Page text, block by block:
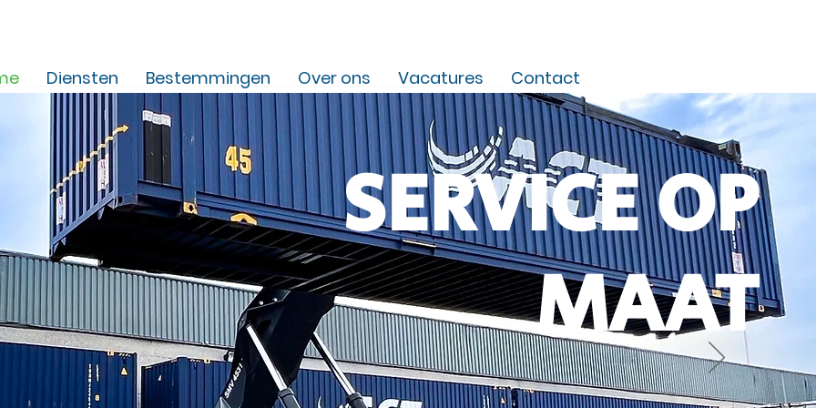
Diensten Bestemmingen Over ons Vacatures Contact
SERVICE OP
MAAT